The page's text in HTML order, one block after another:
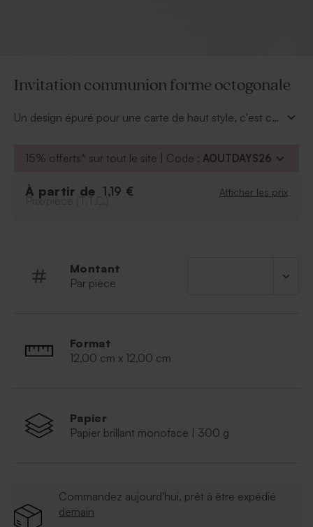
Invitation communion forme octogonale
Un design épuré pour une carte de haut style, c'est ce
de personnalisation qui vous permettra de créer une
invitation plus solennelle. N'hésitez pas à jouer avec les
15% offerts* sur tout le site | Code : AOUTDAYS26
À partir de 1,19 € Afficher les prix
Prix/pièce (T.T.C.)
Montant
Par pièce
Format
12,00 cm x 12,00 cm
Papier
Papier brillant monoface | 300 g
Commandez aujourd'hui, prêt à être expédié
demain